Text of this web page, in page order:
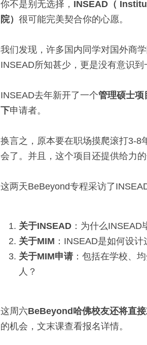
你不是别无选择， INSEAD（
院） 很可能完美契合你的心愿。
我们发现，许多国内同学对国外商
INSEAD所知甚少，更是没有意识到
INSEAD去年新开了一个管理硕士项
下申请者。
换言之，原本要在职场摸爬滚打3-8
会了。并且，这个项目还提供给力
这两天BeBeyond专程采访了
关于INSEAD ：为什么INSEAD
关于MIM ：INSEAD是如何设
关于MIM申请：包括在学校、
人？
这周六BeBeyond 哈佛校友还将直
的机会，文末课查看报名详情。